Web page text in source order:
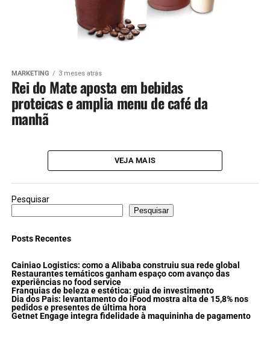
MARKETING 3 meses atrás
Rei do Mate aposta em bebidas
proteicas e amplia menu de café da
manhã
VEJA MAIS
Pesquisar
Pesquisar
Posts Recentes
Cainiao Logistics: como a Alibaba construiu sua rede global
Restaurantes temáticos ganham espaço com avanço das
experiências no food service
Franquias de beleza e estética: guia de investimento
Dia dos Pais: levantamento do iFood mostra alta de 15,8% nos
pedidos e presentes de última hora
Getnet Engage integra fidelidade à maquininha de pagamento